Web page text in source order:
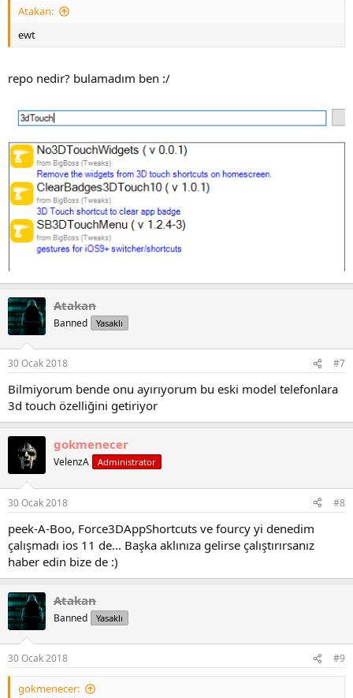
Atakan:
ewt
repo nedir? bulamadım ben :/
Atakan
Banned Yasaklı
30 Ocak 2018 #7
Bilmiyorum bende onu ayırıyorum bu eski model telefonlara
3d touch özelliğini getiriyor
gokmenecer
VelenzA Administrator
30 Ocak 2018 #8
peek-A-Boo, Force3DAppShortcuts ve fourcy yi denedim
çalışmadı ios 11 de... Başka aklınıza gelirse çalıştırırsanız
haber edin bize de :)
Atakan
Banned Yasaklı
30 Ocak 2018 #9
gokmenecer: